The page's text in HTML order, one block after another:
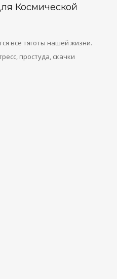
Космической
все тяготы нашей жизни.
простуда, скачки